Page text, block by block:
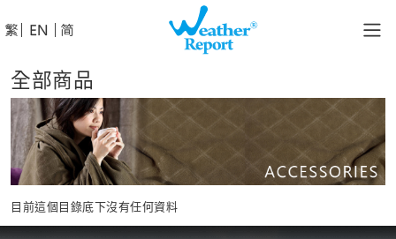
全部商品
目前這個目錄底下沒有任何資料